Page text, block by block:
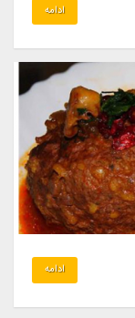
ادامه
ادامه